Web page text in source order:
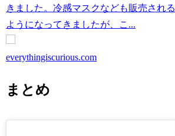
きました。冷感マスクなども販売される
ようになってきましたが、こ...
everythingiscurious.com
まとめ